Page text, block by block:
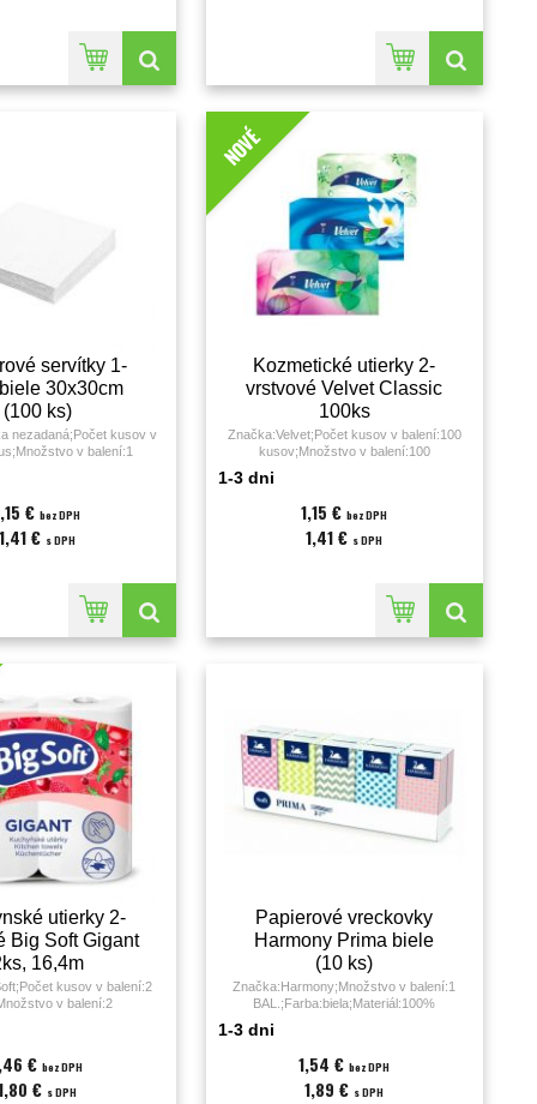
servítky 1-
30x30cm
(100 ks)
nezadaná;Počet kusov v
v balení:1
€bez DPH
1,41 € s DPH
NOVÉ
Kozmetické utierky 2-
vrstvové Velvet Classic
100ks
Značka:Velvet;Počet kusov v balení:100
kusov;Množstvo v balení:100
KS;Farba:biela;Materiál:celulóza;Návin:20.5
metra;Počet útržkov:100;Počet vrstiev:2;
1-3 dni
1,15 €bez DPH
1,41 € s DPH
utierky 2-
Big Soft Gigant
16,4m
kusov v balení:2
v balení:2
vrstiev:2;
€bez DPH
€ s DPH
Papierové vreckovky
Harmony Prima biele
(10 ks)
Značka:Harmony;Množstvo v balení:1
BAL.;Farba:biela;Materiál:100%
celulóza;Počet vrstiev:3;Rozmery:;
1-3 dni
1,54 €bez DPH
1,89 € s DPH